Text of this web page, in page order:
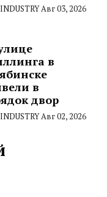
Авг 03, 2026
в
в
двор
Авг 02, 2026